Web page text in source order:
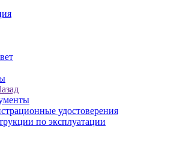
удостоверения
по эксплуатации